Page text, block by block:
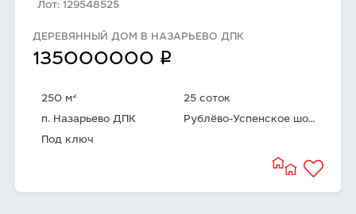
Лот: 129548525
ДЕРЕВЯННЫЙ ДОМ В НАЗАРЬЕВО ДПК
135000000 q
250 м2
25 соток
п. Назарьево ДПК
Рублёво-Успенское шоссе
Под ключ